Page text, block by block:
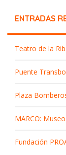
ENTRADAS
Teatro de la
Puente
Plaza
MARCO:
Fundación